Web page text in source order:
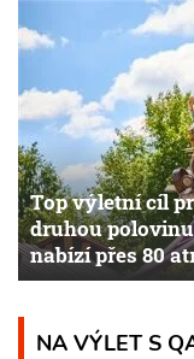
Top výletní cíl
druhou
nabízí přes 80
NA VÝLET S